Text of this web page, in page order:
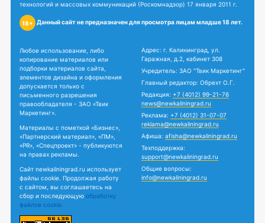
технологий и массовых коммуникаций (Роскомнадзор) 17 января 2011 г.
18+ Данный сайт не предназначен для просмотра лицам младше 18 лет.
Любое использование, либо
копирование материалов или
подборки материалов сайта,
элементов дизайна и оформления
допускается только с
письменного разрешения
правообладателя - ЗАО «Твик
Маркетинг».
Материалы с пометкой «Бизнес»,
«Партнерский материал», «ПМ»,
«PR», «Спецпроект» - публикуются
на правах рекламы.
Сайт newkaliningrad.ru использует
файлы cookie. Продолжая работу
с сайтом, вы соглашаетесь на
сбор и последующую обработку
файлов cookie.
Адрес: г. Калининград, ул.
Гаражная, д.2, кабинет 308
Учредитель: ЗАО "Твик Маркетинг"
Главный редактор: Обрехт О.Г.
Редакция: +7 (4012) 99-21-76
news@newkaliningrad.ru
Реклама: +7 (4012) 31-07-07
reklama@newkaliningrad.ru
Афиша: afisha@newkaliningrad.ru
Техподдержка:
support@newkaliningrad.ru
Общие вопросы:
info@newkaliningrad.ru